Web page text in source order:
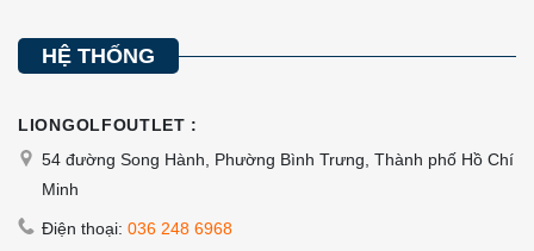
trên
trang
phẩm
HỆ THỐNG
LIONGOLFOUTLET :
54 đường Song Hành, Phường Bình Trưng, Thành phố Hồ Chí
Minh
Điện thoại: 036 248 6968